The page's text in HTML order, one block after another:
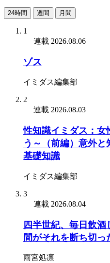
24時間 週間 月間
1
連載 2026.08.06
ゾス
イミダス編集部
2
連載 2026.08.03
性知識イミダス：女
う～（前編）意外
基礎知識
イミダス編集部
3
連載 2026.08.04
四半世紀、毎日飲
間がそれを断ち切っ
雨宮処凛